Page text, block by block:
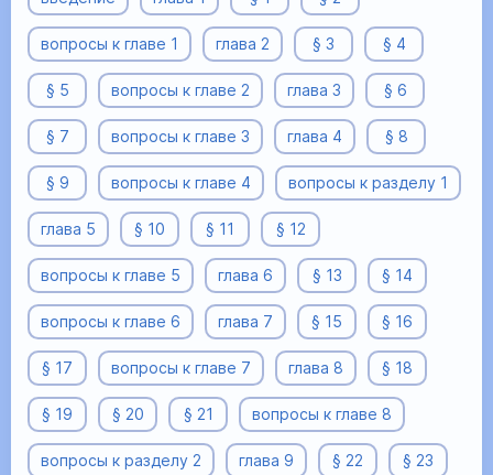
вопросы к главе 1 глава 2 § 3 § 4
§ 5 вопросы к главе 2 глава 3 § 6
§ 7 вопросы к главе 3 глава 4 § 8
§ 9 вопросы к главе 4 вопросы к разделу 1
глава 5 § 10 § 11 § 12
вопросы к главе 5 глава 6 § 13 § 14
вопросы к главе 6 глава 7 § 15 § 16
§ 17 вопросы к главе 7 глава 8 § 18
§ 19 § 20 § 21 вопросы к главе 8
вопросы к разделу 2 глава 9 § 22 § 23